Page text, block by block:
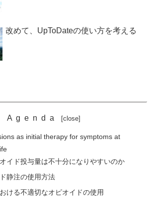
改めて、UpToDateの使い方を考える
Agenda
as initial therapy for symptoms at
イド投与量は不十分になりやすいのか
静注の使用方法
ける不適切なオピオイドの使用